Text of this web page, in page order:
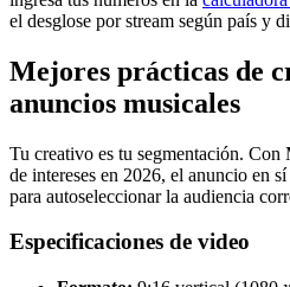
el desglose por stream según país y
Mejores prácticas de
anuncios musicales
Tu creativo es tu segmentación. Con
de intereses en 2026, el anuncio en
para autoseleccionar la audiencia
Especificaciones de video